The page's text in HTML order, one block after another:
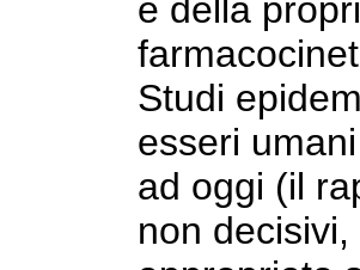
e della
Studi
esseri
ad oggi (il
non